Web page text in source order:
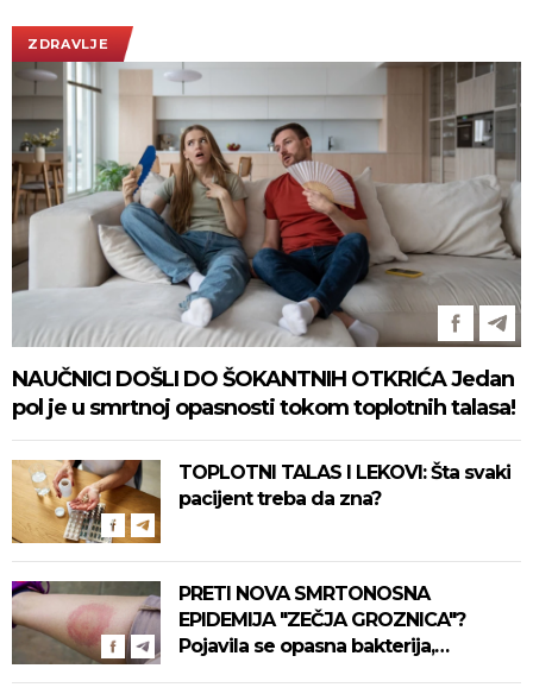
ZDRAVLJE
NAUČNICI DOŠLI DO ŠOKANTNIH OTKRIĆA Jedan
pol je u smrtnoj opasnosti tokom toplotnih talasa!
TOPLOTNI TALAS I LEKOVI: Šta svaki
pacijent treba da zna?
PRETI NOVA SMRTONOSNA
EPIDEMIJA "ZEČJA GROZNICA"?
Pojavila se opasna bakterija,